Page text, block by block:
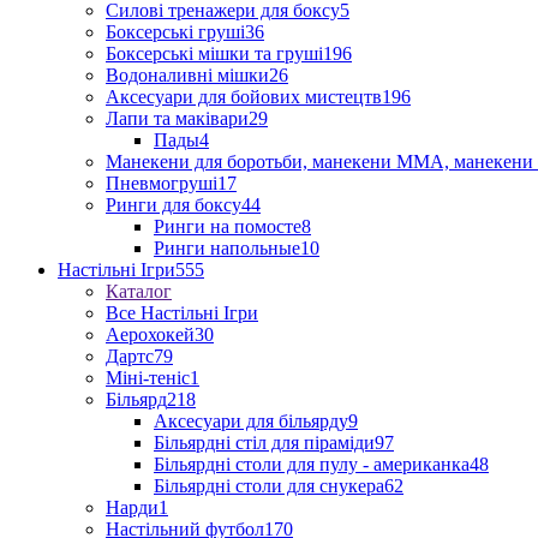
Силові тренажери для боксу5
Боксерські груші36
Боксерські мішки та груші196
Водоналивні мішки26
Аксесуари для бойових мистецтв196
Лапи та маківари29
Пады4
Манекени для боротьби, манекени ММА, манекени
Пневмогруші17
Ринги для боксу44
Ринги на помосте8
Ринги напольные10
Настільні Ігри555
Каталог
Все Настільні Ігри
Аерохокей30
Дартс79
Міні-теніс1
Більярд218
Аксесуари для більярду9
Більярдні стіл для піраміди97
Більярдні столи для пулу - американка48
Більярдні столи для снукера62
Нарди1
Настільний футбол170